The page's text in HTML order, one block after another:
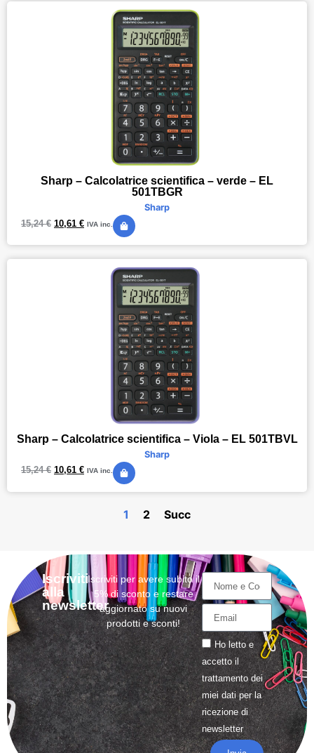
Sharp – Calcolatrice scientifica – verde – EL
501TBGR
Sharp
15,24€ 10,61 € IVA inc.
Sharp – Calcolatrice scientifica – Viola – EL 501TBVL
Sharp
15,24€ 10,61 € IVA inc.
1 2 Succ
Iscriviti
alla
newsletter
Iscriviti per avere subito il
5% di sconto e restare
aggiornato su nuovi
prodotti e sconti!
Ho letto e
accetto il
trattamentodei
miei dati per la
ricezione di
newsletter